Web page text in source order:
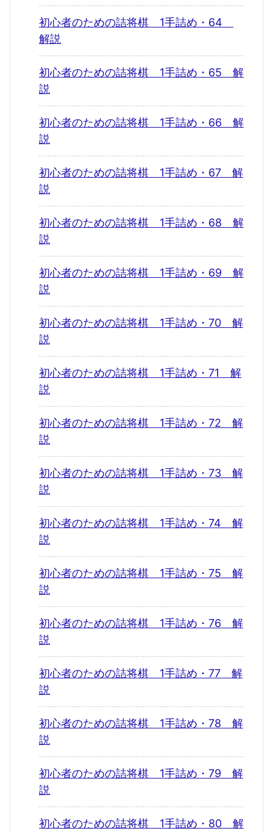
初心者のための詰将棋 1手詰め・64
解説
初心者のための詰将棋 1手詰め・65 解
説
初心者のための詰将棋 1手詰め・66 解
説
初心者のための詰将棋 1手詰め・67 解
説
初心者のための詰将棋 1手詰め・68 解
説
初心者のための詰将棋 1手詰め・69 解
説
初心者のための詰将棋 1手詰め・70 解
説
初心者のための詰将棋 1手詰め・71 解
説
初心者のための詰将棋 1手詰め・72 解
説
初心者のための詰将棋 1手詰め・73 解
説
初心者のための詰将棋 1手詰め・74 解
説
初心者のための詰将棋 1手詰め・75 解
説
初心者のための詰将棋 1手詰め・76 解
説
初心者のための詰将棋 1手詰め・77 解
説
初心者のための詰将棋 1手詰め・78 解
説
初心者のための詰将棋 1手詰め・79 解
説
初心者のための詰将棋 1手詰め・80 解